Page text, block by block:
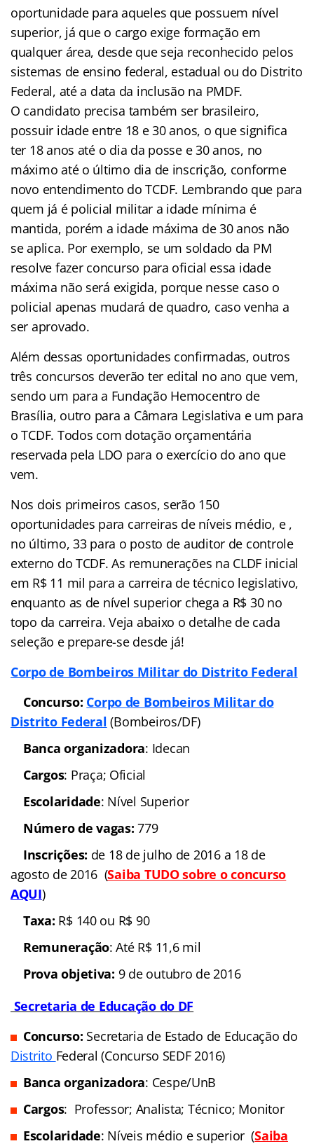
oportunidade para aqueles que possuem nível
superior, já que o cargo exige formação em
qualquer área, desde que seja reconhecido pelos
sistemas de ensino federal, estadual ou do Distrito
Federal, até a data da inclusão na PMDF.
O candidato precisa também ser brasileiro,
possuir idade entre 18 e 30 anos, o que significa
ter 18 anos até o dia da posse e 30 anos, no
máximo até o último dia de inscrição, conforme
novo entendimento do TCDF. Lembrando que para
quem já é policial militar a idade mínima é
mantida, porém a idade máxima de 30 anos não
se aplica. Por exemplo, se um soldado da PM
resolve fazer concurso para oficial essa idade
máxima não será exigida, porque nesse caso o
policial apenas mudará de quadro, caso venha a
ser aprovado.
Além dessas oportunidades confirmadas, outros
três concursos deverão ter edital no ano que vem,
sendo um para a Fundação Hemocentro de
Brasília, outro para a Câmara Legislativa e um para
o TCDF. Todos com dotação orçamentária
reservada pela LDO para o exercício do ano que
vem.
Nos dois primeiros casos, serão 150
oportunidades para carreiras de níveis médio, e ,
no último, 33 para o posto de auditor de controle
externo do TCDF. As remunerações na CLDF inicial
em R$ 11 mil para a carreira de técnico legislativo,
enquanto as de nível superior chega a R$ 30 no
topo da carreira. Veja abaixo o detalhe de cada
seleção e prepare-se desde já!
Corpo de Bombeiros Militar do Distrito Federal
Concurso: Corpo de Bombeiros Militar do
Distrito Federal (Bombeiros/DF)
Banca organizadora: Idecan
Cargos: Praça; Oficial
Escolaridade: Nível Superior
Número de vagas: 779
Inscrições: de 18 de julho de 2016 a 18 de
agosto de 2016 (Saiba TUDO sobre o concurso
AQUI)
Taxa: R$ 140 ou R$ 90
Remuneração: Até R$ 11,6 mil
Prova objetiva: 9 de outubro de 2016
Secretaria de Educação do DF
Concurso: Secretaria de Estado de Educação do
Distrito Federal (Concurso SEDF 2016)
Banca organizadora: Cespe/UnB
Cargos: Professor; Analista; Técnico; Monitor
Escolaridade: Níveis médio e superior (Saiba